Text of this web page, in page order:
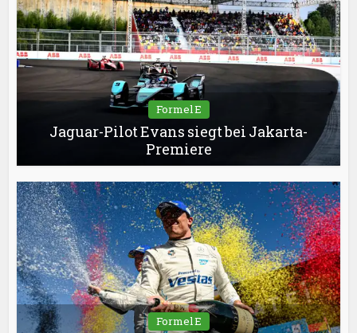
Formel E
Jaguar-Pilot Evans siegt bei Jakarta-
Premiere
Formel E